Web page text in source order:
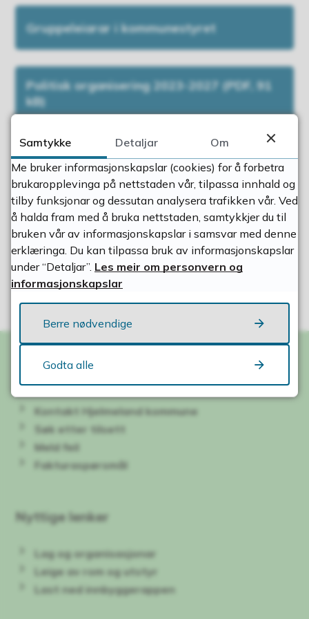
Gruppeleiarar i kommunestyret
Politisk organisering 2023-2027 (PDF, 91
kB)
Oversikt over styre, råd og utval(PDF,
287 kB)
Fann du det du leita etter?
Kontakt oss
Kontakt Hjelmeland kommune
Søk etter tilsett
Meld feil
Fakturaspørsmål
Nyttige lenker
Lag og organisasjonar
Leige av rom og utstyr
Last ned innbyggerappen
Samtykke Detaljar
Om
Me bruker informasjonskapslar (cookies) for å forbetra
brukaropplevinga på nettstaden vår, tilpassa innhald og
tilby funksjonar og dessutan analysera trafikken vår. Ved
å halda fram med å bruka nettstaden, samtykkjer du til
bruken vår av informasjonskapslar i samsvar med denne
erklæringa. Du kan tilpassa bruk av informasjonskapslar
under “Detaljar”. Les meir om personvern og
informasjonskapslar
Berre nødvendige
Godta alle